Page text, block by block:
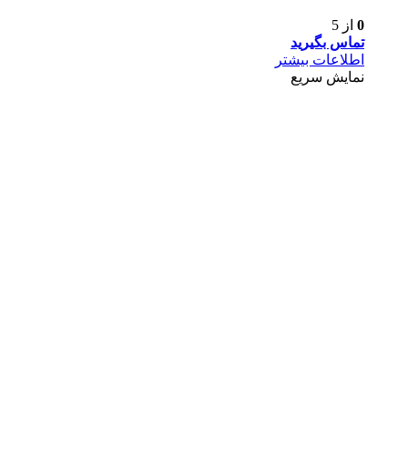
0 از 5
تماس بگیرید
اطلاعات بیشتر
نمایش سریع